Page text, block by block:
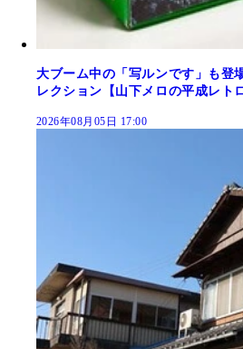
大ブーム中の「写ルンです」も
レクション【山下メロの平成レト
2026年08月05日 17:00